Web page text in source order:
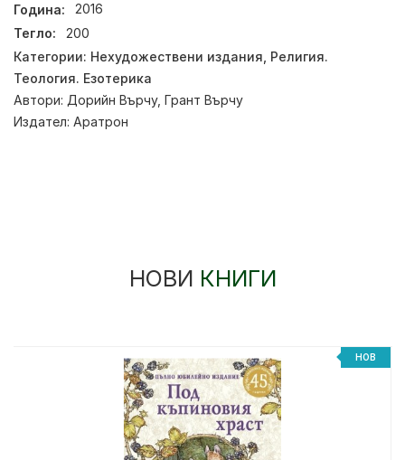
Година:
2016
Тегло:
200
Категории: Нехудожествени издания Религия.
Теология. Езотерика
Автори: Дорийн Върчу, Грант Върчу
Издател: Аратрон
НОВИ КНИГИ
НОВ